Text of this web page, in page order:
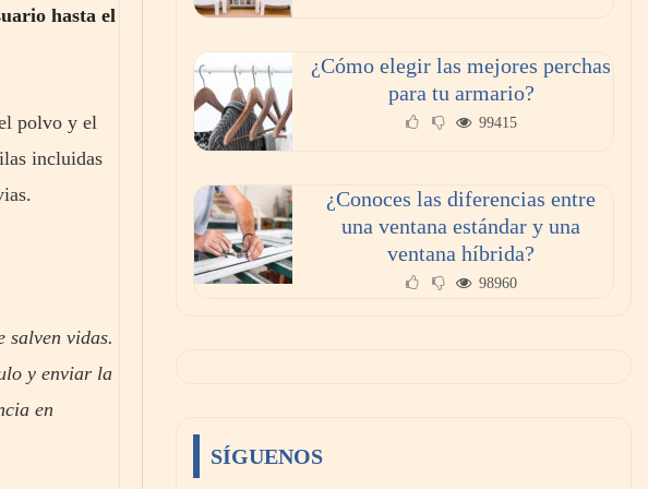
hasta el
polvo y el
incluidas
salven vidas.
y enviar la
en
¿Cómo elegir las mejores perchas
para tu armario?
99415
¿Conoces las diferencias entre
una ventana estándar y una
ventana híbrida?
98960
SÍGUENOS